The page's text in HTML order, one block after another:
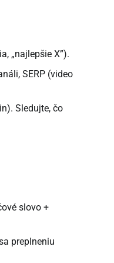
„najlepšie X”).
SERP (video
Sledujte, čo
slovo +
preplneniu